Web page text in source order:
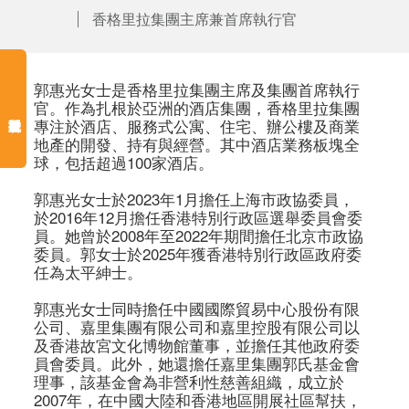
香格里拉集團主席兼首席執行官
郭惠光女士是香格里拉集團主席及集團首席執行
官。作為扎根於亞洲的酒店集團，香格里拉集團
專注於酒店、服務式公寓、住宅、辦公樓及商業
地產的開發、持有與經營。其中酒店業務板塊全
球，包括超過100家酒店。
郭惠光女士於2023年1月擔任上海市政協委員，
於2016年12月擔任香港特別行政區選舉委員會委
員。她曾於2008年至2022年期間擔任北京市政協
委員。郭女士於2025年獲香港特別行政區政府委
任為太平紳士。
郭惠光女士同時擔任中國國際貿易中心股份有限
公司、嘉里集團有限公司和嘉里控股有限公司以
及香港故宮文化博物館董事，並擔任其他政府委
員會委員。此外，她還擔任嘉里集團郭氏基金會
理事，該基金會為非營利性慈善組織，成立於
2007年，在中國大陸和香港地區開展社區幫扶，